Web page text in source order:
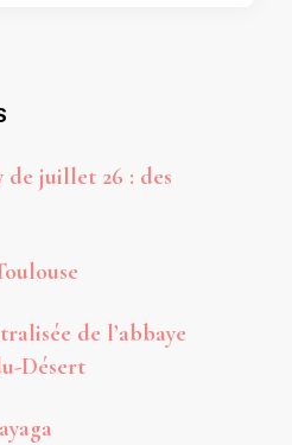
de juillet 26 : des
de l’abbaye
Désert